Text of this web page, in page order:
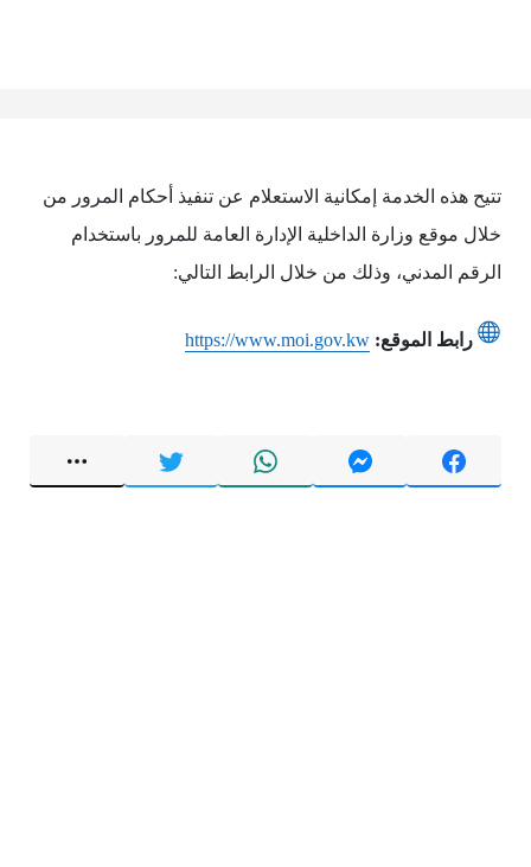
تتيح هذه الخدمة إمكانية الاستعلام عن تنفيذ أحكام المرور من
خلال موقع وزارة الداخلية الإدارة العامة للمرور باستخدام
الرقم المدني، وذلك من خلال الرابط التالي:
رابط الموقع: https://www.moi.gov.kw